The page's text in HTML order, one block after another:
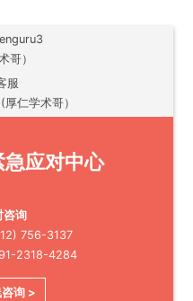
服
仁学术哥）
应对中心
咨询
756-3137
2318-4284
询 >